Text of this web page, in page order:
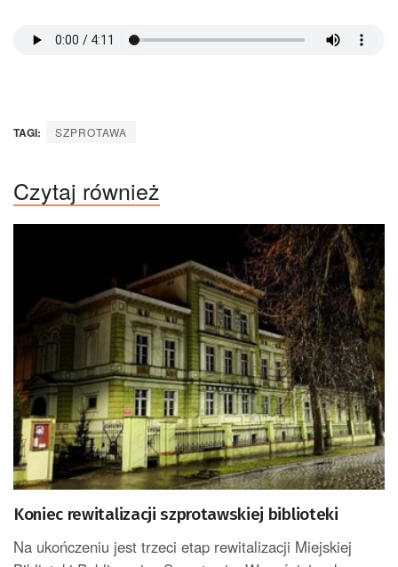
TAGI: SZPROTAWA
Czytaj również
Koniec rewitalizacji szprotawskiej biblioteki
Na ukończeniu jest trzeci etap rewitalizacji Miejskiej